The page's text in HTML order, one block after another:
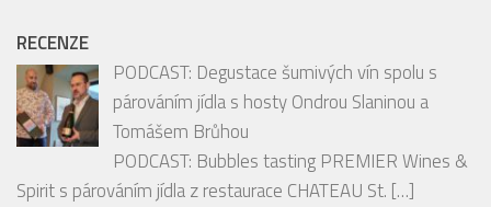
RECENZE
PODCAST: Degustace šumivých vín spolu s
párováním jídla s hosty Ondrou Slaninou a
Tomášem Brůhou
PODCAST: Bubbles tasting PREMIER Wines &
Spirit s párováním jídla z restaurace CHATEAU St. […]